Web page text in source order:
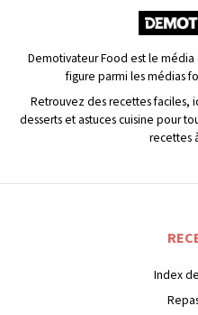
Demotivateur Food est le
figure parmi les médias
Retrouvez des recettes faciles,
desserts et astuces cuisine pour
recettes
Index